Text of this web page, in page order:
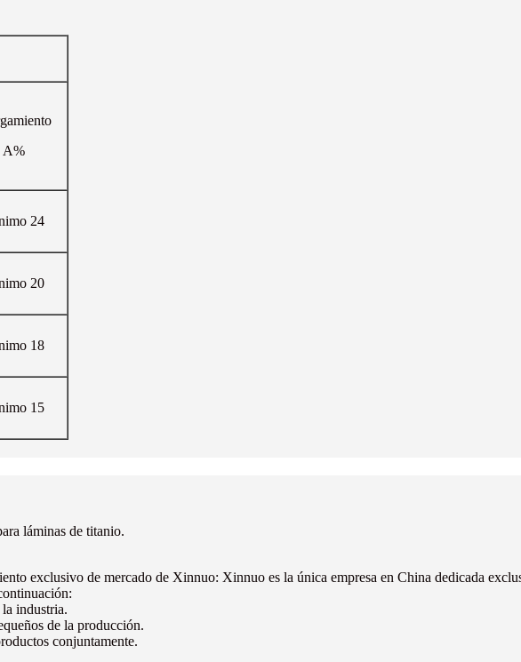
A%
24
20
18
15
láminas de titanio.
exclusivo de mercado de Xinnuo: Xinnuo es la única empresa en China dedicada
industria.
de la producción.
conjuntamente.